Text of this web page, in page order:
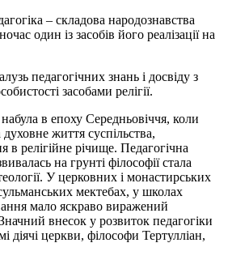
– складова народознавства
один із засобів його реалізації на
педагогічних знань і досвіду з
засобами релігії.
в епоху Середньовіччя, коли
життя суспільства,
релігійне річище. Педагогічна
на грунті філософії стала
У церковних і монастирських
мектебах, у школах
мало яскраво виражений
внесок у розвиток педагогіки
діячі церкви, філософи Тертулліан,